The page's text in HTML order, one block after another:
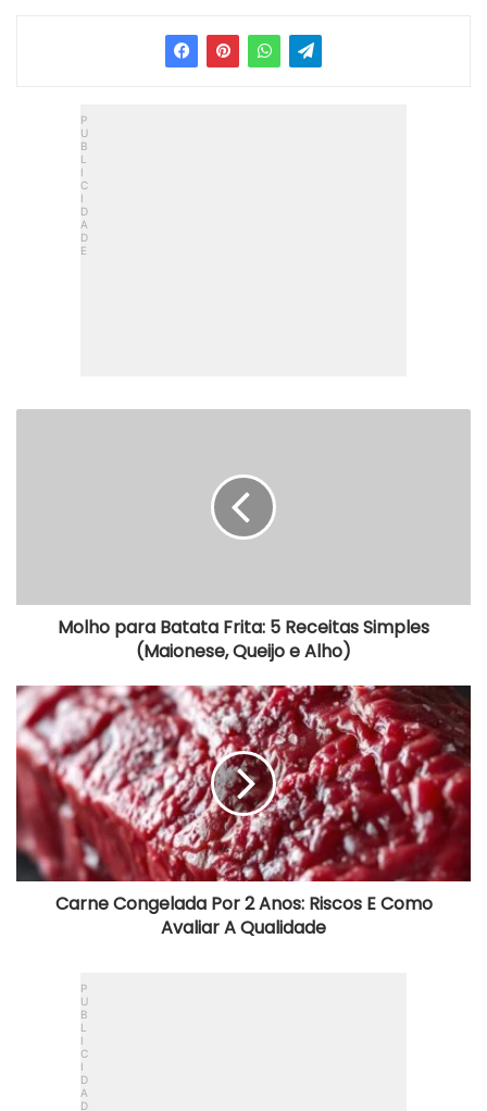
Molho
Alho)
Molho para Batata Frita: 5 Receitas Simples
(Maionese, Queijo e Alho)
Carne
Congelada
Por
2
Anos:
Riscos
E
Como
Avaliar
Qualidade
Carne Congelada Por 2 Anos: Riscos E Como
Avaliar A Qualidade